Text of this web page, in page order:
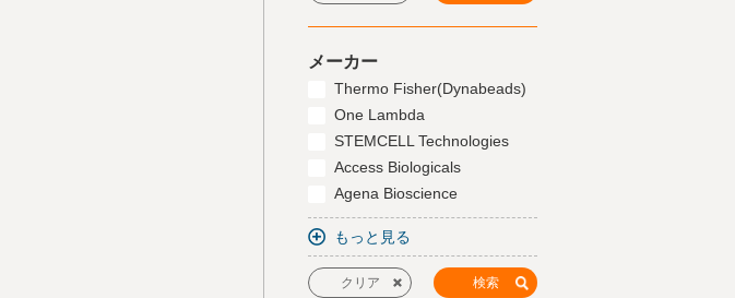
メーカー
Thermo Fisher(Dynabeads)
One Lambda
STEMCELL Technologies
Access Biologicals
Agena Bioscience
もっと見る